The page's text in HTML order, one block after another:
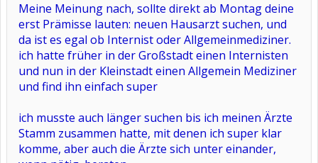
Meine Meinung nach, sollte direkt ab Montag deine
erst Prämisse lauten: neuen Hausarzt suchen, und
da ist es egal ob Internist oder Allgemeinmediziner.
ich hatte früher in der Großstadt einen Internisten
und nun in der Kleinstadt einen Allgemein Mediziner
und find ihn einfach super
ich musste auch länger suchen bis ich meinen Ärzte
Stamm zusammen hatte, mit denen ich super klar
komme, aber auch die Ärzte sich unter einander,